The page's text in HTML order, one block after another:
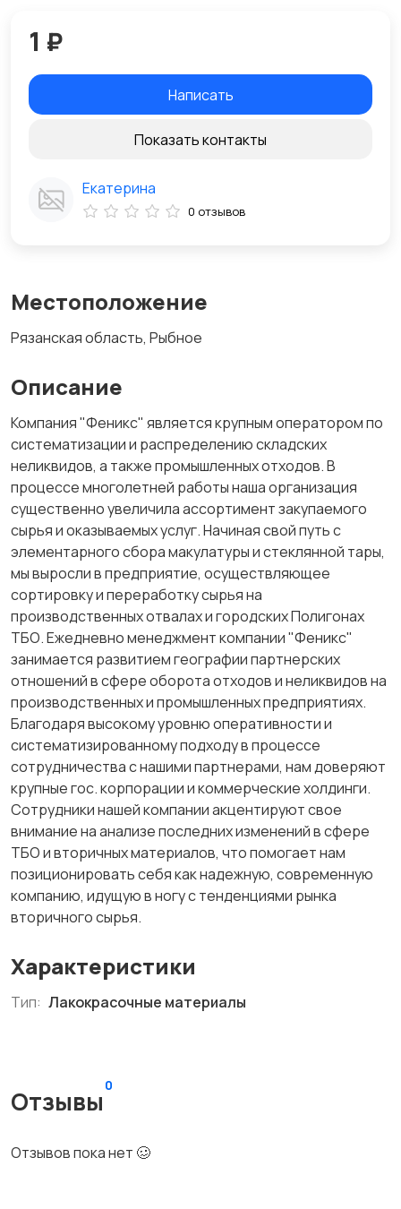
Местоположение
Рязанская область, Рыбное
Описание
Компания "Феникс" является крупным оператором по
систематизации и распределению складских
неликвидов, а также промышленных отходов. В
процессе многолетней работы наша организация
существенно увеличила ассортимент закупаемого
сырья и оказываемых услуг. Начиная свой путь с
элементарного сбора макулатуры и стеклянной тары,
мы выросли в предприятие, осуществляющее
сортировку и переработку сырья на
производственных отвалах и городских Полигонах
ТБО. Ежедневно менеджмент компании "Феникс"
занимается развитием географии партнерских
отношений в сфере оборота отходов и неликвидов на
производственных и промышленных предприятиях.
Благодаря высокому уровню оперативности и
систематизированному подходу в процессе
сотрудничества с нашими партнерами, нам доверяют
крупные гос. корпорации и коммерческие холдинги.
Сотрудники нашей компании акцентируют свое
внимание на анализе последних изменений в сфере
ТБО и вторичных материалов, что помогает нам
позиционировать себя как надежную, современную
компанию, идущую в ногу с тенденциями рынка
вторичного сырья.
Характеристики
Тип: Лакокрасочные материалы
Отзывы
0
Отзывов пока нет 🥴
1 ₽
Написать
Показать контакты
Екатерина
0 отзывов